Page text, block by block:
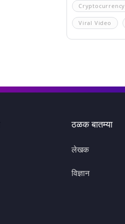
Cryptocurrency
Viral Video
ठळक बातम्या
लेखक
विज्ञान